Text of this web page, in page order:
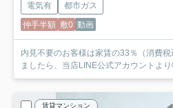
電気有
都市ガス
仲手半額 敷0 動画
内見不要のお客様は家賃の33％（消費税込）！ 契約希望の物
ましたら、当店LINE公式アカウントよ
賃貸マンション